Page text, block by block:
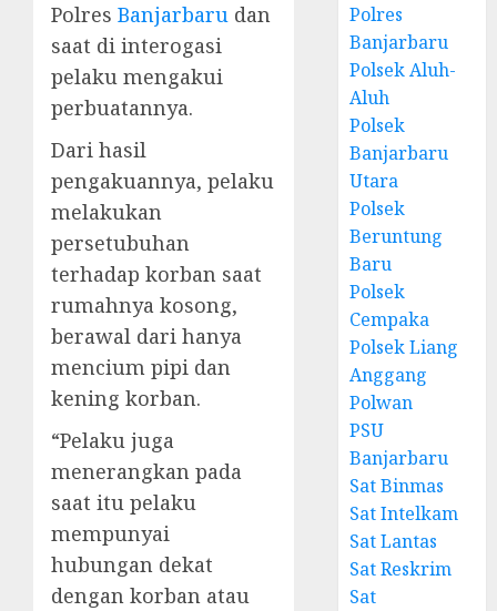
Polres Banjarbaru dan
saat di interogasi
pelaku mengakui
perbuatannya.
Dari hasil
pengakuannya, pelaku
melakukan
persetubuhan
terhadap korban saat
rumahnya kosong,
berawal dari hanya
mencium pipi dan
kening korban.
“Pelaku juga
menerangkan pada
saat itu pelaku
mempunyai
hubungan dekat
dengan korban atau
Polres
Banjarbaru
Polsek Aluh-
Aluh
Polsek
Banjarbaru
Utara
Polsek
Beruntung
Baru
Polsek
Cempaka
Polsek Liang
Anggang
Polwan
PSU
Banjarbaru
Sat Binmas
Sat Intelkam
Sat Lantas
Sat Reskrim
Sat